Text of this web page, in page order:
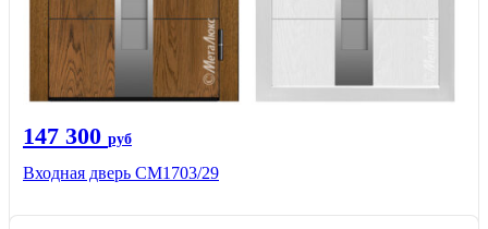
147 300 руб
Входная дверь СМ1703/29